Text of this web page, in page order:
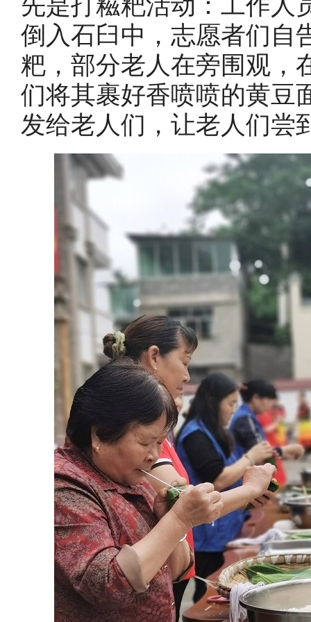
先是打糍粑活动：工作人
倒入石臼中，志愿者们自
粑，部分老人在旁围观，
们将其裹好香喷喷的黄豆
发给老人们，让老人们尝